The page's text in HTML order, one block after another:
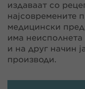
издаваат со
најсовремените
медицински
има неисполнета
и на друг начин
производи.